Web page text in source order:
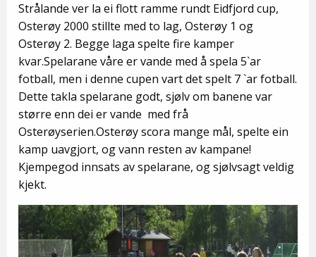
Strålande ver la ei flott ramme rundt Eidfjord cup,
Osterøy 2000 stillte med to lag, Osterøy 1 og
Osterøy 2. Begge laga spelte fire kamper
kvar.Spelarane våre er vande med å spela 5`ar
fotball, men i denne cupen vart det spelt 7 `ar fotball.
Dette takla spelarane godt, sjølv om banene var
større enn dei er vande med frå
Osterøyserien.Osterøy scora mange mål, spelte ein
kamp uavgjort, og vann resten av kampane!
Kjempegod innsats av spelarane, og sjølvsagt veldig
kjekt.